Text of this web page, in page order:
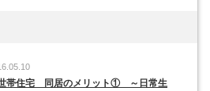
帯住宅 同居のメリット① ～日常生